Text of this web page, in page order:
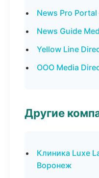
News Pro
News Guide
Yellow Line
ООО Media
Другие
Клиника Luxe
Воронеж